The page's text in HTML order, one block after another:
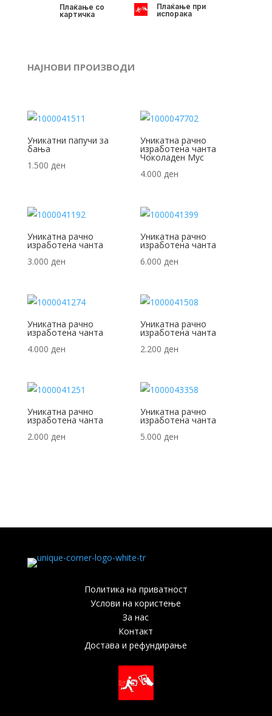
Плаќање со
картичка
Плаќање при
испорака
НАЈНОВИ ПРОИЗВОДИ
Уникатни папучи за
бања
1.500 ден
Уникатна рачно
изработена чанта
Чоколаден Мус
4.000 ден
Уникатна рачно
изработена чанта
3.000 ден
Уникатна рачно
изработена чанта
6.000ден
Уникатна рачно
изработена чанта
4.000 ден
Уникатна рачно
изработена чанта
2.200ден
Уникатна рачно
изработена чанта
2.000 ден
Уникатна рачно
изработена чанта
5.000ден
Политика на приватност
Услови на користење
За нас
Контакт
Достава и рефундирање